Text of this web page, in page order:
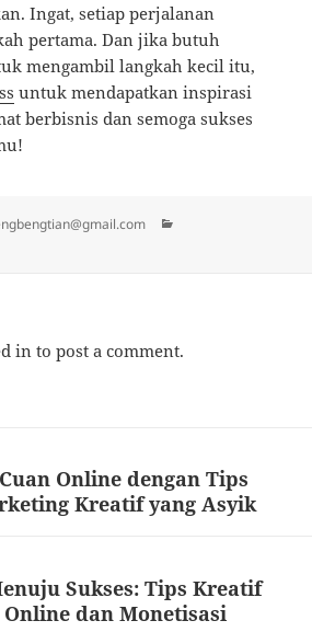
Ingat, setiap perjalanan
pertama. Dan jika butuh
mengambil langkah kecil itu,
untuk mendapatkan inspirasi
berbisnis dan semoga sukses
in to post a comment.
Online dengan Tips
Kreatif yang Asyik
Sukses: Tips Kreatif
dan Monetisasi